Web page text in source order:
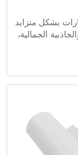
بشكل متزايد
الجمالية،
برزت